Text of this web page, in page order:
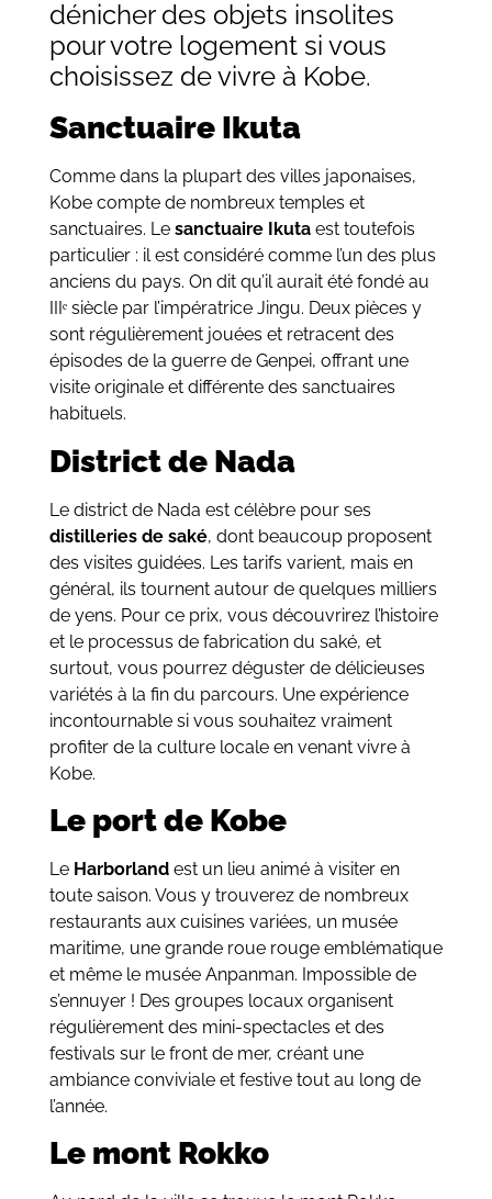
dénicher des objets insolites
pour votre logement si vous
choisissez de vivre à Kobe.
Sanctuaire Ikuta
Comme dans la plupart des villes japonaises,
Kobe compte de nombreux temples et
sanctuaires. Le sanctuaire Ikutaest toutefois
particulier : il est considéré comme l’un des plus
anciens du pays. On dit qu’il aurait été fondé au
IIIᵉ siècle par l’impératrice Jingu. Deux pièces y
sont régulièrement jouées et retracent des
épisodes de la guerre de Genpei, offrant une
visite originale et différente des sanctuaires
habituels.
District de Nada
Le district de Nada est célèbre pour ses
distilleries de saké, dont beaucoup proposent
des visites guidées. Les tarifs varient, mais en
général, ils tournent autour de quelques milliers
de yens. Pour ce prix, vous découvrirez l’histoire
et le processus de fabrication du saké, et
surtout, vous pourrez déguster de délicieuses
variétés à la fin du parcours. Une expérience
incontournable si vous souhaitez vraiment
profiter de la culture locale en venant vivre à
Kobe.
Le port de Kobe
Le Harborlandest un lieu animé à visiter en
toute saison. Vous y trouverez de nombreux
restaurants aux cuisines variées, un musée
maritime, une grande roue rouge emblématique
et même le musée Anpanman. Impossible de
s’ennuyer ! Des groupes locaux organisent
régulièrement des mini-spectacles et des
festivals sur le front de mer, créant une
ambiance conviviale et festive tout au long de
l’année.
Le mont Rokko